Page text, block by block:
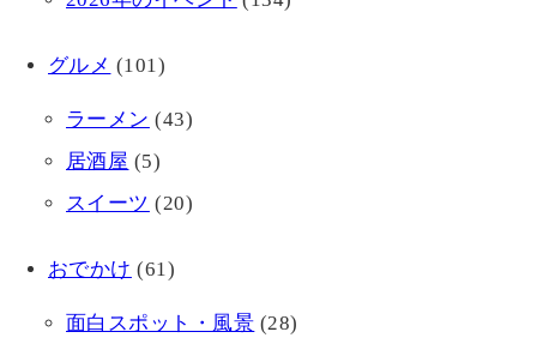
グルメ (101)
ラーメン (43)
居酒屋 (5)
スイーツ (20)
おでかけ (61)
面白スポット・風景 (28)